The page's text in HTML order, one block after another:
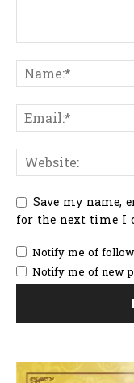
Save my name,
for the next time I
Notify me of
Notify me of new